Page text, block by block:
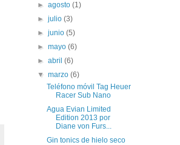
►agosto(1)
►julio(3)
►junio(5)
►mayo(6)
►abril(6)
▼marzo(6)
Teléfono móvil Tag Heuer
Racer Sub Nano
Agua Evian Limited
Edition 2013 por
Diane von Furs...
Gin tonics de hielo seco